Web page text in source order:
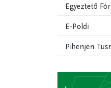
Egyeztető
E-Poldi
Pihenjen